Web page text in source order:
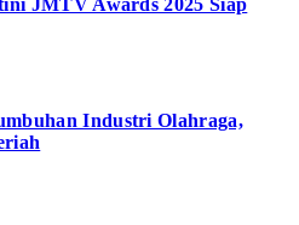
Industri Olahraga,